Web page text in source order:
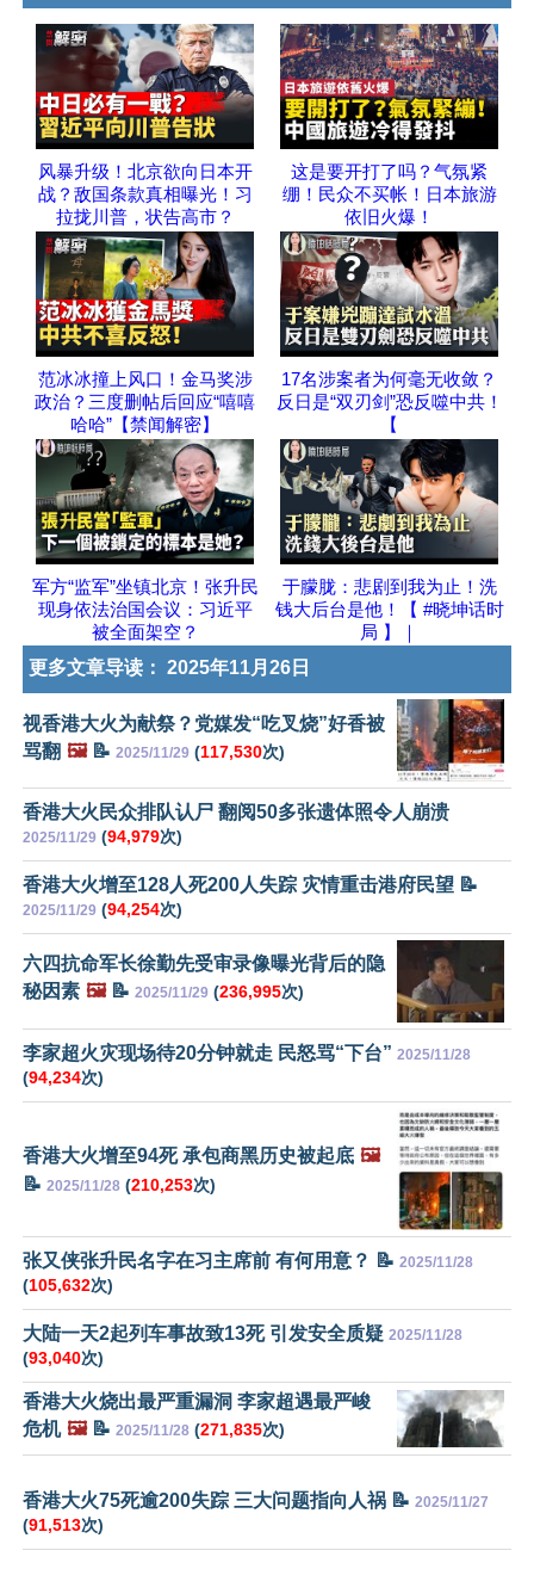
风暴升级！北京欲向日本开
战？敌国条款真相曝光！习
拉拢川普，状告高市？
这是要开打了吗？气氛紧
绷！民众不买帐！日本旅游
依旧火爆！
范冰冰撞上风口！金马奖涉
政治？三度删帖后回应“嘻嘻
哈哈”【禁闻解密】
17名涉案者为何毫无收敛？
反日是“双刃剑”恐反噬中共！
【
军方“监军”坐镇北京！张升民
现身依法治国会议：习近平
被全面架空？
于朦胧：悲剧到我为止！洗
钱大后台是他！【 #晓坤话时
局 】｜
更多文章导读： 2025年11月26日
视香港大火为献祭？党媒发“吃叉烧”好香被
骂翻 🖼️📝 2025/11/29 (117,530次)
香港大火民众排队认尸 翻阅50多张遗体照令人崩溃
2025/11/29 (94,979次)
香港大火增至128人死200人失踪 灾情重击港府民望 📝
2025/11/29 (94,254次)
六四抗命军长徐勤先受审录像曝光背后的隐
秘因素 🖼️📝 2025/11/29 (236,995次)
李家超火灾现场待20分钟就走 民怒骂“下台” 2025/11/28
(94,234次)
香港大火增至94死 承包商黑历史被起底 🖼️
📝 2025/11/28 (210,253次)
张又侠张升民名字在习主席前 有何用意？ 📝 2025/11/28
(105,632次)
大陆一天2起列车事故致13死 引发安全质疑 2025/11/28
(93,040次)
香港大火烧出最严重漏洞 李家超遇最严峻
危机 🖼️📝 2025/11/28 (271,835次)
香港大火75死逾200失踪 三大问题指向人祸 📝 2025/11/27
(91,513次)